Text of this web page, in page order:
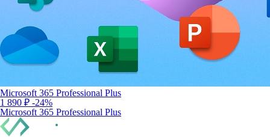
Microsoft 365 Professional Plus
1 890 ₽ -24%
Microsoft 365 Professional Plus